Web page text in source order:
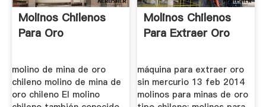
Molinos Chilenos
Para Oro
molino de mina de oro
chileno molino de mina de
oro chileno El molino
Molinos Chilenos
Para Extraer Oro
máquina para extraer oro
sin mercurio 13 feb 2014
molinos para minas de oro